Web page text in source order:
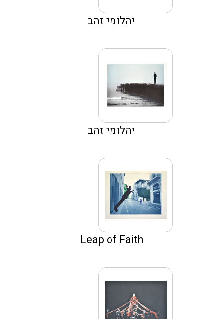
יהלומי זהב
יהלומי זהב
Leap of Faith